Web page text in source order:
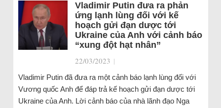
Vladimir Putin đưa ra phản
ứng lạnh lùng đối với kế
hoạch gửi đạn dược tới
Ukraine của Anh với cảnh báo
“xung đột hạt nhân”
22/03/2023 |
Vladimir Putin đã đưa ra một cảnh báo lạnh lùng đối với
Vương quốc Anh để đáp trả kế hoạch gửi đạn dược tới
Ukraine của Anh. Lời cảnh báo của nhà lãnh đạo Nga